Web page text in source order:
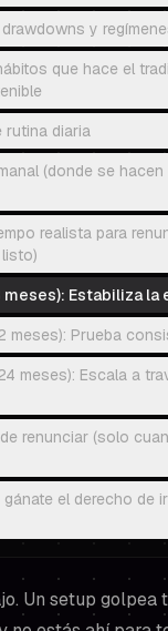
y
que hace el
rutina diaria
(donde se
realista para
meses): Estabiliza la
meses): Prueba
meses): Escala a
renunciar (solo
el derecho de
Un setup golpea